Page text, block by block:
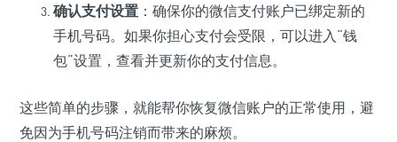
确认支付设置 ：确保你的微信支付账户已绑定新的
手机号码。如果你担心支付会受限，可以进入“钱
包”设置，查看并更新你的支付信息。
这些简单的步骤，就能帮你恢复微信账户的正常使用，避
免因为手机号码注销而带来的麻烦。